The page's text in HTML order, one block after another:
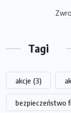
Tagi
akcje (3)
bezpieczeństwo